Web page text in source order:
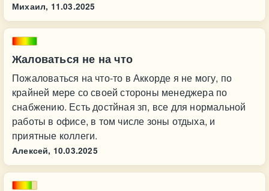
Михаил, 11.03.2025
Жаловаться не на что
Пожаловаться на что-то в Аккорде я не могу, по
крайней мере со своей стороны менеджера по
снабжению. Есть достйная зп, все для нормальной
работы в офисе, в том числе зоны отдыха, и
приятные коллеги.
Алексей, 10.03.2025